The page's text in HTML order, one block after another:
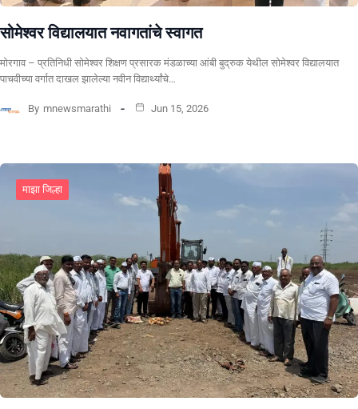
सोमेश्वर विद्यालयात नवागतांचे स्वागत
मोरगाव – प्रतिनिधी सोमेश्वर शिक्षण प्रसारक मंडळाच्या आंबी बुद्रुक येथील सोमेश्वर विद्यालयात
पाचवीच्या वर्गात दाखल झालेल्या नवीन विद्यार्थ्यांचे…
By mnewsmarathi Jun 15, 2026
माझा जिल्हा